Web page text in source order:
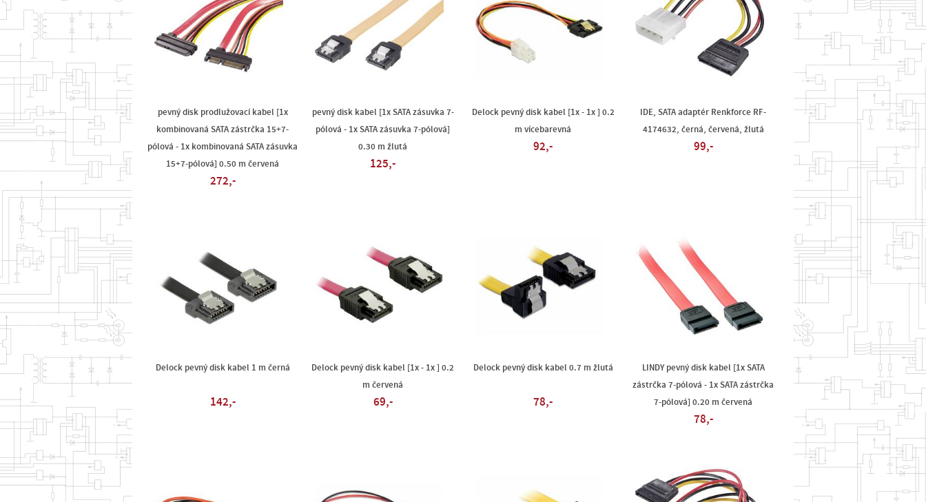
pevný disk prodlužovací kabel [1x
kombinovaná SATA zástrčka 15+7-
pólová - 1x kombinovaná SATA zásuvka
15+7-pólová] 0.50 m červená
272,-
pevný disk kabel [1x SATA zásuvka 7-
pólová - 1x SATA zásuvka 7-pólová]
0.30 m žlutá
125,-
Delock pevný disk kabel [1x - 1x ] 0.2
m vícebarevná
92,-
IDE, SATA adaptér Renkforce RF-
4174632, černá, červená, žlutá
99,-
Delock pevný disk kabel 1 m černá
142,-
Delock pevný disk kabel [1x - 1x ] 0.2
m červená
69,-
Delock pevný disk kabel 0.7 m žlutá
78,-
LINDY pevný disk kabel [1x SATA
zástrčka 7-pólová - 1x SATA zástrčka
7-pólová] 0.20 m červená
78,-